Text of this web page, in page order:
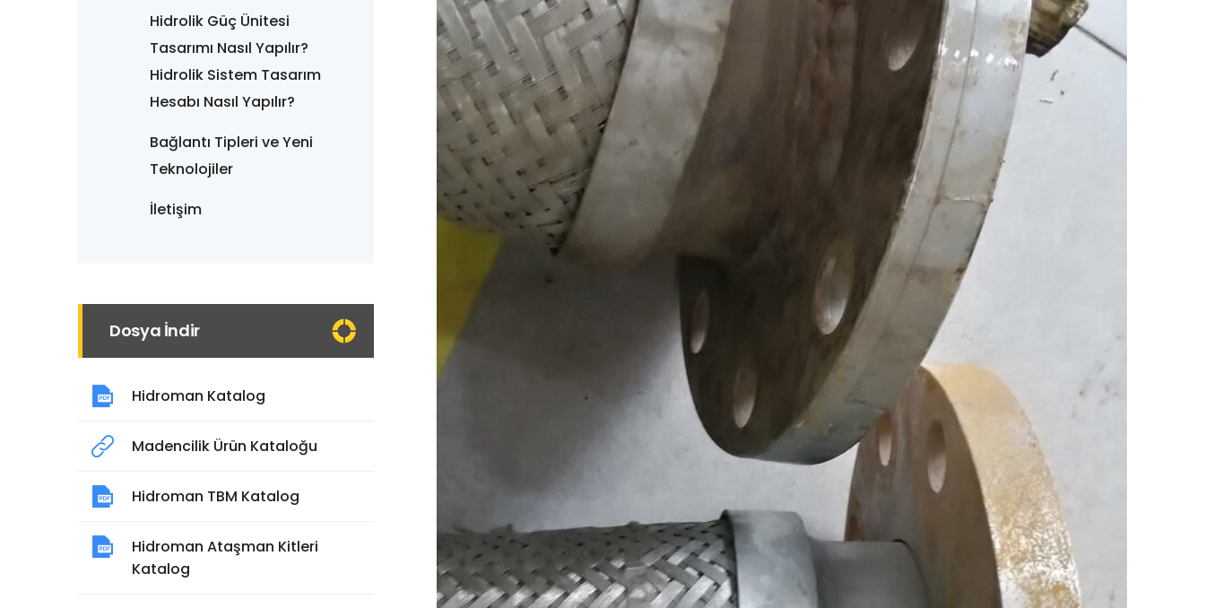
Hidrolik Güç Ünitesi
Tasarımı Nasıl Yapılır?
Hidrolik Sistem Tasarım
Hesabı Nasıl Yapılır?
Bağlantı Tipleri ve Yeni
Teknolojiler
İletişim
Dosya İndir
Hidroman Katalog
Madencilik Ürün Kataloğu
Hidroman TBM Katalog
Hidroman Ataşman Kitleri
Katalog